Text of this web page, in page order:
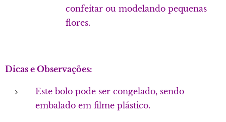
confeitar ou modelando pequenas
flores.
Dicas e Observações:
Este bolo pode ser congelado, sendo
embalado em filme plástico.